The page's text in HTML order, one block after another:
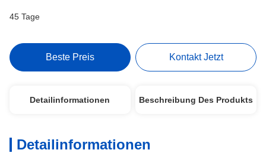
45 Tage
Beste Preis Kontakt Jetzt
Detailinformationen Beschreibung Des Produkts
Detailinformationen